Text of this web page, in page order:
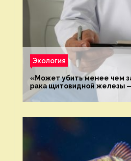
Экология
«Может убить менее чем
рака щитовидной железы
экологии на ECOportal